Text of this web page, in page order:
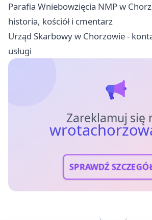
Parafia Wniebowzięcia NMP w
historia, kościół i cmentarz
Urząd Skarbowy w Chorzowie -
usługi
Zareklamuj się
SPRAWDŹ